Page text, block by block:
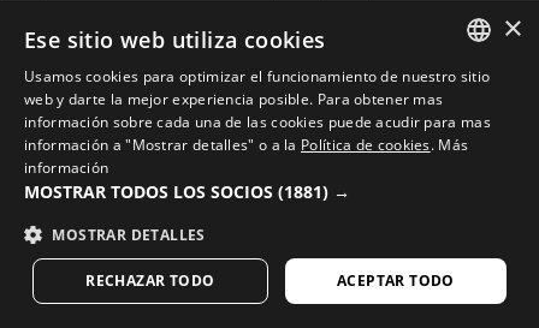
Maillot de manga corta ultraligero mujer
$114.95 $84.95
20%
SPANISH
ENGLISH
GERMAN
×
Ese sitio web utiliza cookies
Usamos cookies para optimizar el funcionamiento de nuestro sitio
web y darte la mejor experiencia posible. Para obtener mas
información sobre cada una de las cookies puede acudir para mas
información a "Mostrar detalles" o a la Política de cookies. Más
información
MOSTRAR TODOS LOS SOCIOS (1881) →
MOSTRAR DETALLES
ACEPTAR TODO
RECHAZAR TODO